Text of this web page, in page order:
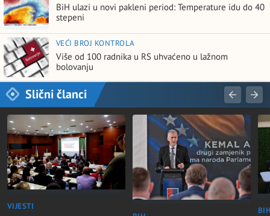
BiH ulazi u novi pakleni period: Temperature idu do 40
stepeni
VEĆI BROJ KONTROLA
Više od 100 radnika u RS uhvaćeno u lažnom
bolovanju
Slični članci
VIJESTI